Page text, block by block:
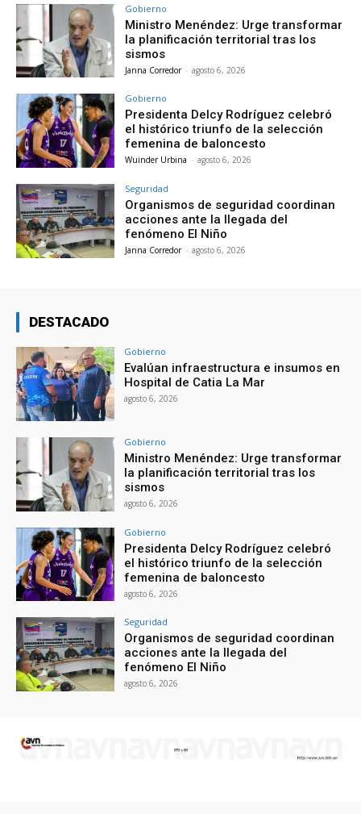
Gobierno
Ministro Menéndez: Urge transformar
la planificación territorial tras los
sismos
Janna Corredor - agosto 6, 2026
Gobierno
Presidenta Delcy Rodríguez celebró
el histórico triunfo de la selección
femenina de baloncesto
Wuinder Urbina - agosto 6, 2026
Seguridad
Organismos de seguridad coordinan
acciones ante la llegada del
fenómeno El Niño
Janna Corredor - agosto 6, 2026
DESTACADO
Gobierno
Evalúan infraestructura e insumos en
Hospital de Catia La Mar
agosto 6, 2026
Gobierno
Ministro Menéndez: Urge transformar
la planificación territorial tras los
sismos
agosto 6, 2026
Gobierno
Presidenta Delcy Rodríguez celebró
el histórico triunfo de la selección
femenina de baloncesto
agosto 6, 2026
Seguridad
Organismos de seguridad coordinan
acciones ante la llegada del
fenómeno El Niño
agosto 6, 2026